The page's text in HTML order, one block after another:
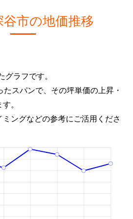
市の地価推移
ラフです。
スパンで、その坪単価の上昇・
。
ングなどの参考にご活用くださ